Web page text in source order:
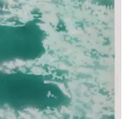
– Vietnam